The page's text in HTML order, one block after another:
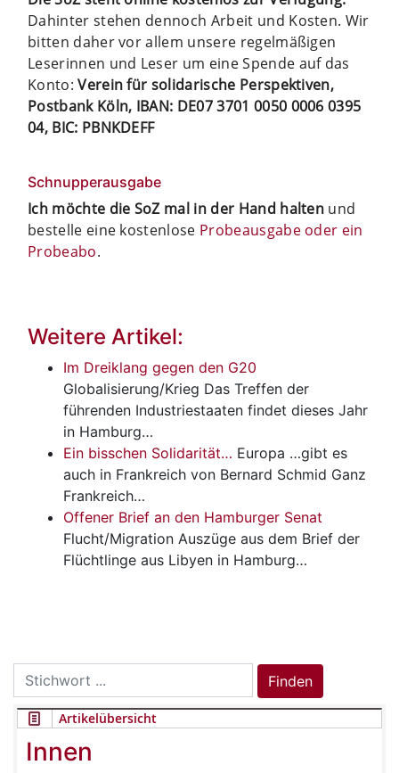
Dahinter stehen dennoch Arbeit und Kosten. Wir
bitten daher vor allem unsere regelmäßigen
Leserinnen und Leser um eine Spende auf das
Konto:Verein für solidarische Perspektiven,
Postbank Köln, IBAN: DE07 3701 0050 0006 0395
04, BIC: PBNKDEFF
Schnupperausgabe
Ich möchte die SoZ mal in der Hand halten und
bestelle eine kostenlose Probeausgabe oder ein
Probeabo.
Weitere Artikel:
Im Dreiklang gegen den G20
Globalisierung/Krieg Das Treffen der
führenden Industriestaaten findet dieses Jahr
in Hamburg…
Ein bisschen Solidarität… Europa …gibt es
auch in Frankreich von Bernard Schmid Ganz
Frankreich…
Offener Brief an den Hamburger Senat
Flucht/Migration Auszüge aus dem Brief der
Flüchtlinge aus Libyen in Hamburg…
Search
for:
Finden
Artikelübersicht
Innen